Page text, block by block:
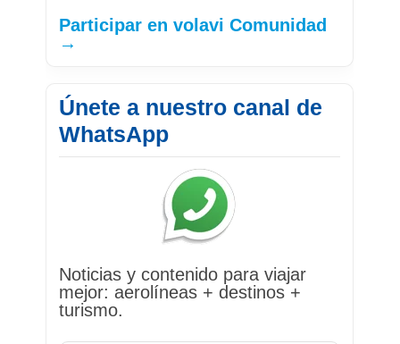
Participar en volavi Comunidad
→
Únete a nuestro canal de
WhatsApp
Noticias y contenido para viajar
mejor: aerolíneas + destinos +
turismo.